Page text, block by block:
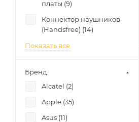
платы (9)
Коннектор наушников
(Handsfree) (14)
Показать все
Бренд
Alcatel (2)
Apple (35)
Asus (11)